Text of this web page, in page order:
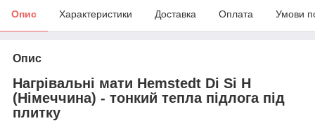
Опис Характеристики Доставка Оплата Умови
Опис
Нагрівальні мати Hemstedt Di Si H
(Німеччина) - тонкий тепла підлога під
плитку